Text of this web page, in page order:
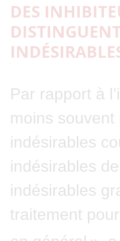
DES
Par rapport à
moins souvent
indésirables
indésirables
indésirables
traitement